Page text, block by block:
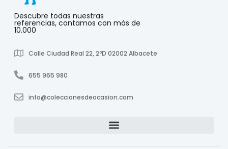
Descubre todas nuestras
referencias, contamos con más de
10.000
Calle Ciudad Real 22, 2ºD 02002 Albacete
655 965 980
info@coleccionesdeocasion.com